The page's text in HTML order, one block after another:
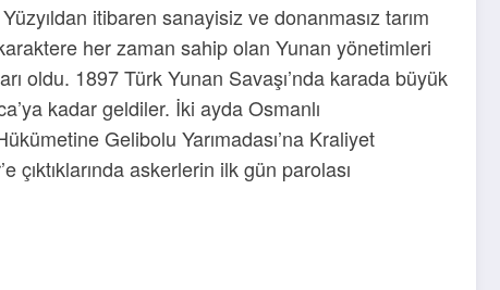
itibaren sanayisiz ve donanmasız tarım
her zaman sahip olan Yunan yönetimleri
oldu. 1897 Türk Yunan Savaşı’nda karada büyük
kadar geldiler. İki ayda Osmanlı
Gelibolu Yarımadası’na Kraliyet
çıktıklarında askerlerin ilk gün parolası